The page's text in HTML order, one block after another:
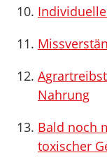
Nahrung
Bald noch
toxischer